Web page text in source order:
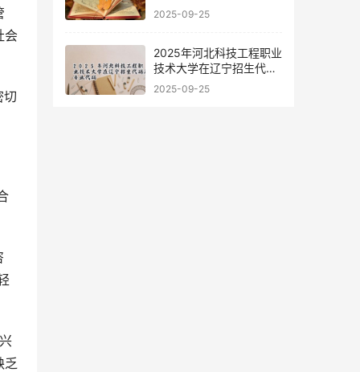
会
切
乏
数线
2025-09-25
2025年河北科技工程职业
技术大学在辽宁招生代码
及专业代码
2025-09-25